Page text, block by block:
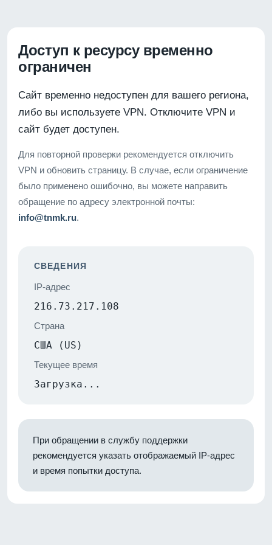
Доступ к ресурсу временно
ограничен
Сайт временно недоступен для вашего региона,
либо вы используете VPN. Отключите VPN и
сайт будет доступен.
Для повторной проверки рекомендуется отключить
VPN и обновить страницу. В случае, если ограничение
было применено ошибочно, вы можете направить
обращение по адресу электронной почты:
info@tnmk.ru.
СВЕДЕНИЯ
IP-адрес
216.73.217.108
Страна
США (US)
Текущее время
Загрузка...
При обращении в службу поддержки
рекомендуется указать отображаемый IP-адрес
и время попытки доступа.